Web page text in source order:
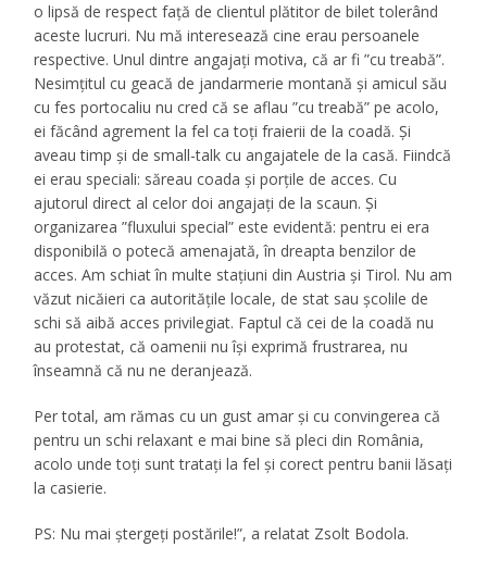
o lipsă de respect față de clientul plătitor de bilet tolerând
aceste lucruri. Nu mă interesează cine erau persoanele
respective. Unul dintre angajați motiva, că ar fi ”cu treabă”.
Nesimțitul cu geacă de jandarmerie montană și amicul său
cu fes portocaliu nu cred că se aflau ”cu treabă” pe acolo,
ei făcând agrement la fel ca toți fraierii de la coadă. Și
aveau timp și de small-talk cu angajatele de la casă. Fiindcă
ei erau speciali: săreau coada și porțile de acces. Cu
ajutorul direct al celor doi angajați de la scaun. Și
organizarea ”fluxului special” este evidentă: pentru ei era
disponibilă o potecă amenajată, în dreapta benzilor de
acces. Am schiat în multe stațiuni din Austria și Tirol. Nu am
văzut nicăieri ca autoritățile locale, de stat sau școlile de
schi să aibă acces privilegiat. Faptul că cei de la coadă nu
au protestat, că oamenii nu își exprimă frustrarea, nu
înseamnă că nu ne deranjează.
Per total, am rămas cu un gust amar și cu convingerea că
pentru un schi relaxant e mai bine să pleci din România,
acolo unde toți sunt tratați la fel și corect pentru banii lăsați
la casierie.
PS: Nu mai ștergeți postările!”, a relatat Zsolt Bodola.